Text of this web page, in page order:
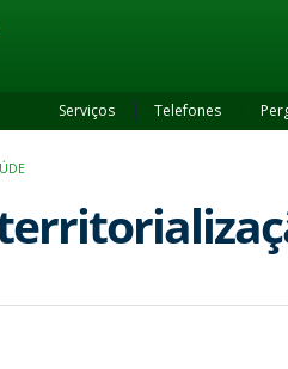
Serviços Telefones